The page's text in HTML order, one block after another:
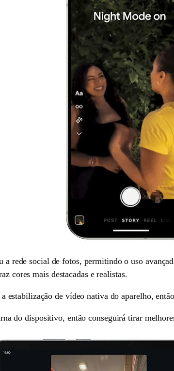
rede social de fotos, permitindo o uso
cores mais destacadas e realistas.
estabilização de vídeo nativa do aparelho,
do dispositivo, então conseguirá tirar